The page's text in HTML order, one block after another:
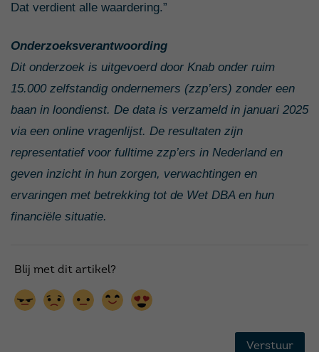
Dat verdient alle waardering.”
Onderzoeksverantwoording
Dit onderzoek is uitgevoerd door Knab onder ruim
15.000 zelfstandig ondernemers (zzp’ers) zonder een
baan in loondienst. De data is verzameld in januari 2025
via een online vragenlijst. De resultaten zijn
representatief voor fulltime zzp’ers in Nederland en
geven inzicht in hun zorgen, verwachtingen en
ervaringen met betrekking tot de Wet DBA en hun
financiële situatie.